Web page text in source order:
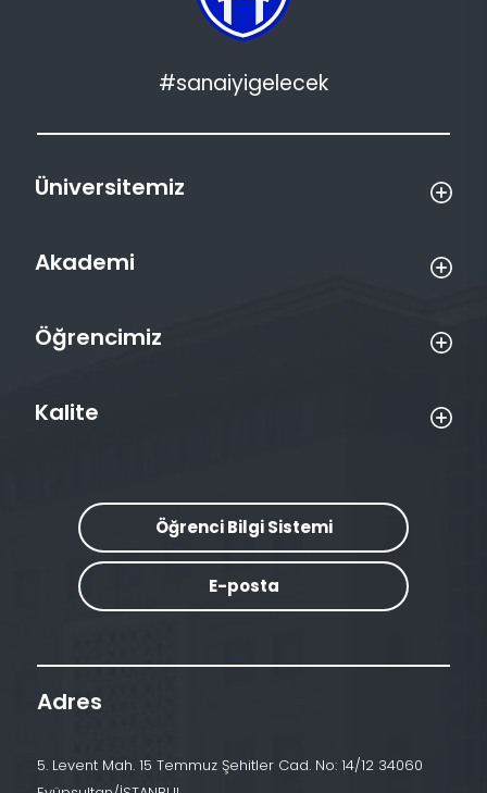
#sanaiyigelecek
Üniversitemiz
Akademi
Öğrencimiz
Kalite
Öğrenci Bilgi Sistemi
E-posta
Adres
5. Levent Mah. 15 Temmuz Şehitler Cad. No: 14/12 34060